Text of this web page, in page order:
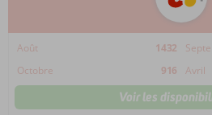
Août 1432
Octobre
916 Avril
Voir les